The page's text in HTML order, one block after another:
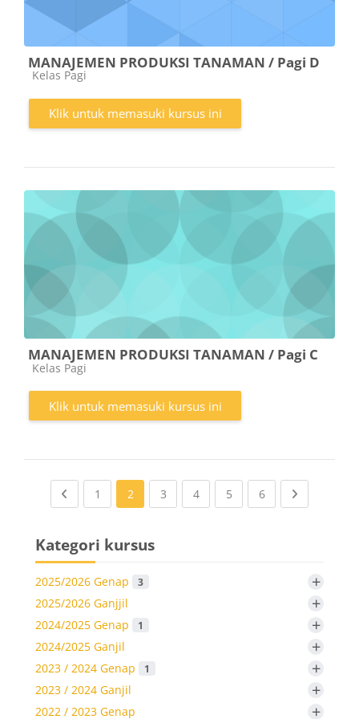
MANAJEMEN PRODUKSI TANAMAN / Pagi D
Kategori kursus
Kelas Pagi
Klik untuk memasuki kursus ini
MANAJEMEN PRODUKSI TANAMAN / Pagi C
Kategori kursus
Kelas Pagi
Klik untuk memasuki kursus ini
Previous page
1 (current)
2 3(current)
4(current)
5(current)
6(current)
Kategori kursus
2025/2026 Genap 3 +
2025/2026 Ganjjil +
2024/2025 Genap 1 +
2024/2025 Ganjil +
2023 / 2024 Genap 1 +
2023 / 2024 Ganjil +
2022 / 2023 Genap +